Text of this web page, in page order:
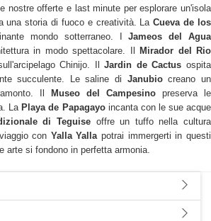
nostre offerte e last minute per esplorare un'isola
una storia di fuoco e creatività. LaCueva de los
mondo sotterraneo. IJameos del Agua
in modo spettacolare. Il
Mirador del Rio
Chinijo. IlJardin de Cactus ospita
succulente. Le saline di Janubiocreano un
Il
Museo del Campesino preserva le
La Playa de Papagayoincanta con le sue acque
di Teguise offre un tuffo nella cultura
con Yalla Yallapotrai immergerti in questi
arte si fondono in perfetta armonia.